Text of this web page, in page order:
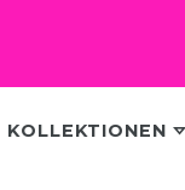
KOLLEKTIONEN